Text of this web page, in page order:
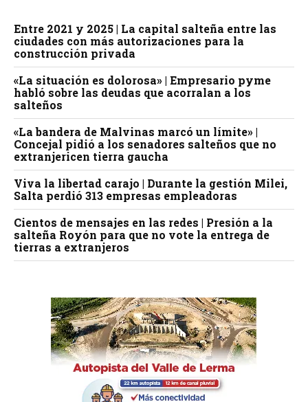
Entre 2021 y 2025 | La capital salteña entre las
ciudades con más autorizaciones para la
construcción privada
«La situación es dolorosa» | Empresario pyme
habló sobre las deudas que acorralan a los
salteños
«La bandera de Malvinas marcó un límite» |
Concejal pidió a los senadores salteños que no
extranjericen tierra gaucha
Viva la libertad carajo | Durante la gestión Milei,
Salta perdió 313 empresas empleadoras
Cientos de mensajes en las redes | Presión a la
salteña Royón para que no vote la entrega de
tierras a extranjeros